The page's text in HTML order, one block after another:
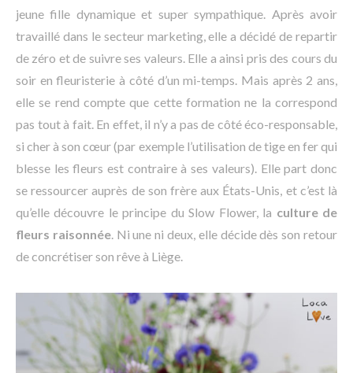
jeune fille dynamique et super sympathique. Après avoir
travaillé dans le secteur marketing, elle a décidé de repartir
de zéro et de suivre ses valeurs. Elle a ainsi pris des cours du
soir en fleuristerie à côté d’un mi-temps. Mais après 2 ans,
elle se rend compte que cette formation ne la correspond
pas tout à fait. En effet, il n’y a pas de côté éco-responsable,
si cher à son cœur (par exemple l’utilisation de tige en fer qui
blesse les fleurs est contraire à ses valeurs). Elle part donc
se ressourcer auprès de son frère aux États-Unis, et c’est là
qu’elle découvre le principe du Slow Flower, la culture de
fleurs raisonnée. Ni une ni deux, elle décide dès son retour
de concrétiser son rêve à Liège.